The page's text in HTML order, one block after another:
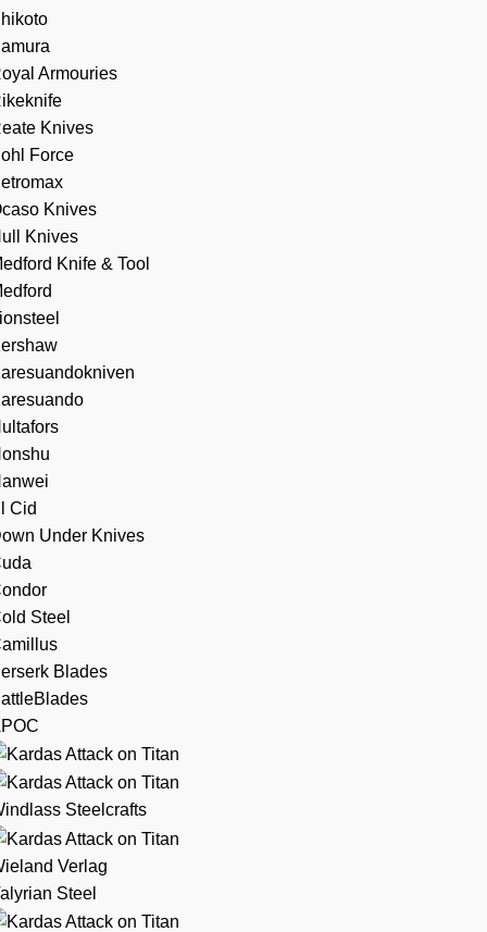
Armouries
Knives
Force
Knives
Knives
Knife & Tool
Cid
Under Knives
Steel
Blades
Steelcrafts
Verlag
Steel